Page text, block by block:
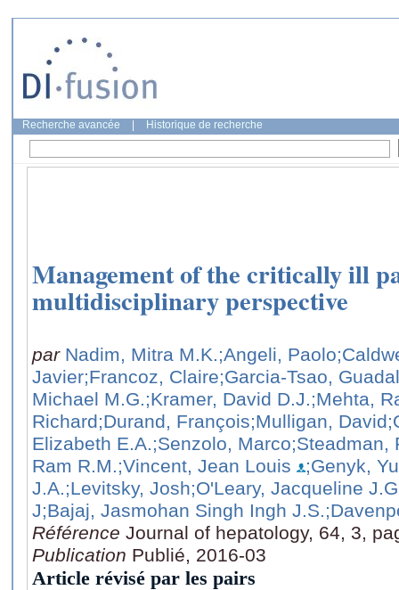
Recherche avancée Historique de recherche
Management of the critically ill
multidisciplinary perspective
par Nadim, Mitra M.K.;Angeli, Paolo
Javier;Francoz, Claire;Garcia-Tsao,
Michael M.G.;Kramer, David D.J.;Mehta,
Richard;Durand, François;Mulligan, David
Elizabeth E.A.;Senzolo, Marco;Steadman,
Ram R.M.;Vincent, Jean Louis
;Genyk,
J.A.;Levitsky, Josh;O'Leary, Jacqueline
J;Bajaj, Jasmohan Singh Ingh J.S.
Référence Journal of hepatology, 64, 3,
Publication Publié, 2016-03
Article révisé par les pairs